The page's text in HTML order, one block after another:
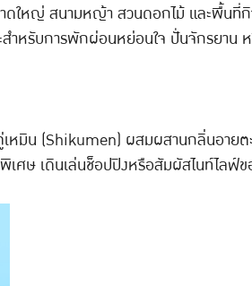
ดใหญ่ สนามหญ้า สวนดอกไม้ และพื้นที่
ำหรับการพักผ่อนหย่อนใจ ปั่นจักรยาน
เหมิน (Shikumen) ผสมผสานกลิ่นอายต
ศษ เดินเล่นช็อปปิงหรือสัมผัสไนท์ไลฟ์ข